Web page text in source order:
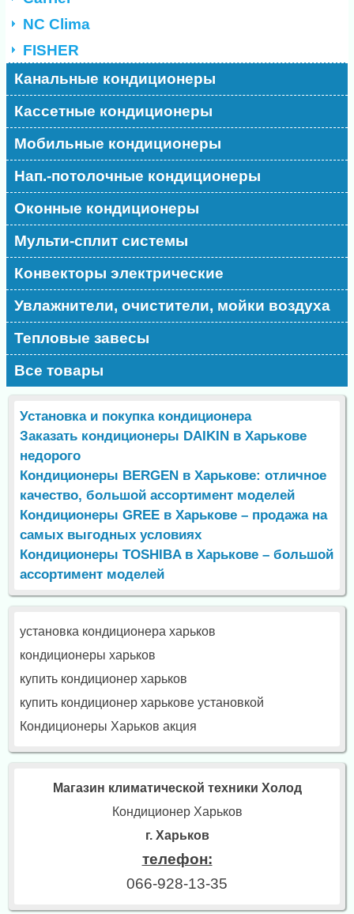
NC Clima
FISHER
Канальные кондиционеры
Кассетные кондиционеры
Мобильные кондиционеры
Нап.-потолочные кондиционеры
Оконные кондиционеры
Мульти-сплит системы
Конвекторы электрические
Увлажнители, очистители, мойки воздуха
Тепловые завесы
Все товары
Установка и покупка кондиционера
Заказать кондиционеры DAIKIN в Харькове
недорого
Кондиционеры BERGEN в Харькове: отличное
качество, большой ассортимент моделей
Кондиционеры GREE в Харькове – продажа на
самых выгодных условиях
Кондиционеры TOSHIBA в Харькове – большой
ассортимент моделей
установка кондиционера харьков
кондиционеры харьков
купить кондиционер харьков
купить кондиционер харькове установкой
Кондиционеры Харьков акция
Магазин климатической техники Холод
Кондиционер Харьков
г. Харьков
телефон:
066-928-13-35